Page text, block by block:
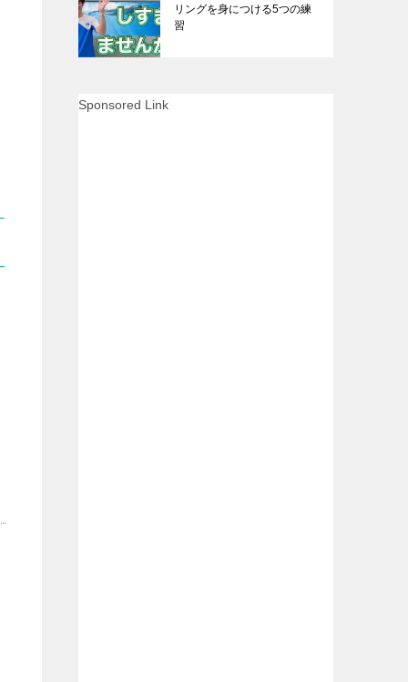
リングを身につける5つの練
習
Sponsored Link